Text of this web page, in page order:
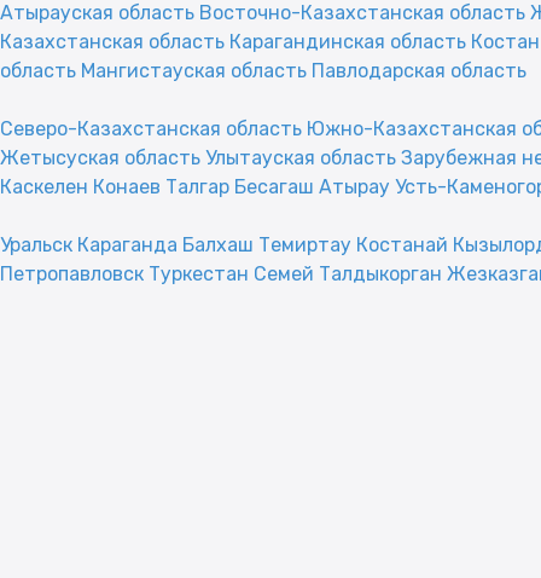
Атырауская область Восточно-Казахстанская область
Казахстанская область Карагандинская область
область Мангистауская область Павлодарская область
Северо-Казахстанская область Южно-Казахстанская
Жетысуская область Улытауская область Зарубежная
Каскелен Конаев Талгар Бесагаш Атырау Усть-
Уральск Караганда Балхаш Темиртау Костанай
Петропавловск Туркестан Семей Талдыкорган